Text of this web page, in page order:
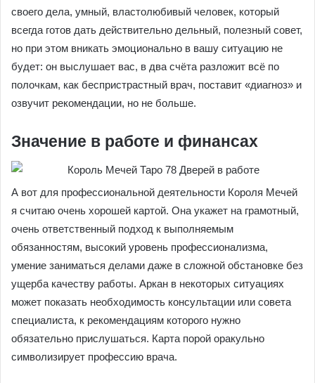
своего дела, умный, властолюбивый человек, который
всегда готов дать действительно дельный, полезный совет,
но при этом вникать эмоционально в вашу ситуацию не
будет: он выслушает вас, в два счёта разложит всё по
полочкам, как беспристрастный врач, поставит «диагноз» и
озвучит рекомендации, но не больше.
Значение в работе и финансах
А вот для профессиональной деятельности Короля Мечей
я считаю очень хорошей картой. Она укажет на грамотный,
очень ответственный подход к выполняемым
обязанностям, высокий уровень профессионализма,
умение заниматься делами даже в сложной обстановке без
ущерба качеству работы. Аркан в некоторых ситуациях
может показать необходимость консультации или совета
специалиста, к рекомендациям которого нужно
обязательно прислушаться. Карта порой оракульно
символизирует профессию врача.